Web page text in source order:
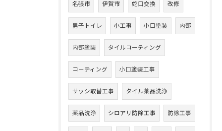
名張市 伊賀市 蛇口交換 改修
男子トイレ 小工事 小口塗装 内部
内部塗装 タイルコーティング
コーティング 小口塗装工事
サッシ取替工事 タイル薬品洗浄
薬品洗浄 シロアリ防除工事 防除工事